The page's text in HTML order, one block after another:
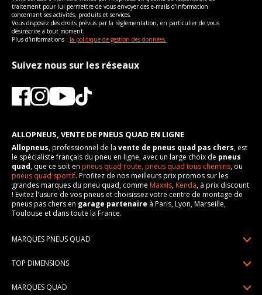
traitement pour lui permettre de vous envoyer des e-mails d'information
concernant ses activités, produits et services.
Vous disposez des droits prévus par la règlementation, en particulier de vous
désinscrire à tout moment.
Plus d'informations : la politique de gestion des données.
Suivez nous sur les réseaux
ALLOPNEUS, VENTE DE PNEUS QUAD EN LIGNE
Allopneus, professionnel de la vente de pneus quad pas chers, est
le spécialiste français du pneu en ligne, avec un large choix de pneus
quad, que ce soit en pneus quad route,pneus quad tous chemins, ou
pneus quad sportif. Profitez de nos meilleurs prix promos sur les
grandes marques du pneu quad, comme Maxxis,Kenda, à prix discount
! Evitez l'usure de vos pneus et choisissez votre centre de montage de
pneus pas chers en garage partenaire à Paris, Lyon, Marseille,
Toulouse et dans toute la France.
MARQUES PNEUS QUAD
Pneus BKT
TOP DIMENSIONS
MARQUES QUAD